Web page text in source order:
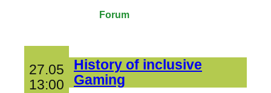
Forum
27.05
13:00
History of inclusive
Gaming